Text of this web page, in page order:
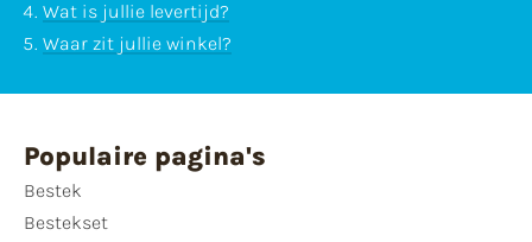
Wat is jullie levertijd?
Waar zit jullie winkel?
Populaire pagina's
Bestek
Bestekset